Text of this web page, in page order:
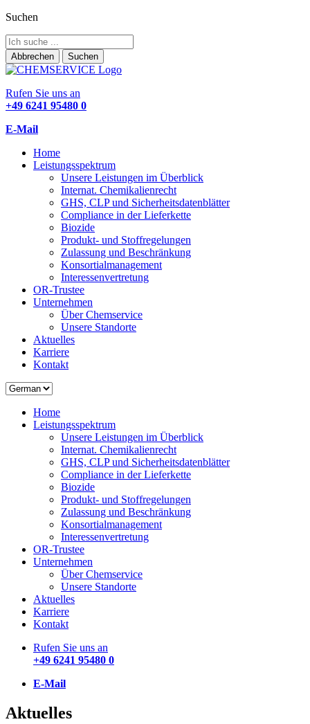
Suchen
Abbrechen Suchen
Rufen Sie uns an
+49 6241 95480 0
E-Mail
Home
Leistungsspektrum
Unsere Leistungen im Überblick
Internat. Chemikalienrecht
GHS, CLP und Sicherheitsdatenblätter
Compliance in der Lieferkette
Biozide
Produkt- und Stoffregelungen
Zulassung und Beschränkung
Konsortialmanagement
Interessenvertretung
OR-Trustee
Unternehmen
Über Chemservice
Unsere Standorte
Aktuelles
Karriere
Kontakt
Home
Leistungsspektrum
Unsere Leistungen im Überblick
Internat. Chemikalienrecht
GHS, CLP und Sicherheitsdatenblätter
Compliance in der Lieferkette
Biozide
Produkt- und Stoffregelungen
Zulassung und Beschränkung
Konsortialmanagement
Interessenvertretung
OR-Trustee
Unternehmen
Über Chemservice
Unsere Standorte
Aktuelles
Karriere
Kontakt
Rufen Sie uns an
+49 6241 95480 0
E-Mail
Aktuelles